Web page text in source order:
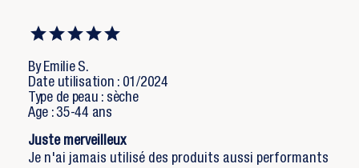
By Emilie S.
Date utilisation : 01/2024
Type de peau : sèche
Age : 35-44 ans
Juste merveilleux
Je n'ai jamais utilisé des produits aussi performants